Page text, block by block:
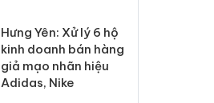
Hưng Yên: Xử lý 6 hộ
kinh doanh bán hàng
giả mạo nhãn hiệu
Adidas, Nike